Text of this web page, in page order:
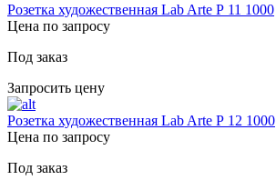
Розетка художественная Lab Arte Р 11 1000
Цена по запросу
Под заказ
Запросить цену
Розетка художественная Lab Arte Р 12 1000
Цена по запросу
Под заказ